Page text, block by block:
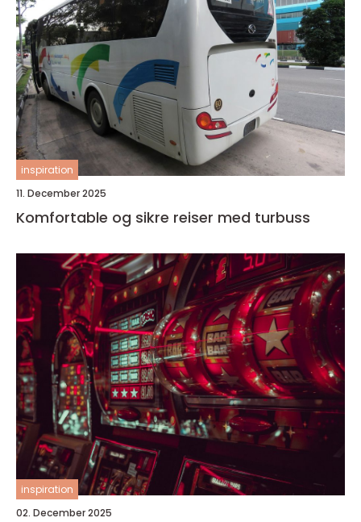
inspiration
11. December 2025
Komfortable og sikre reiser med turbuss
inspiration
02. December 2025